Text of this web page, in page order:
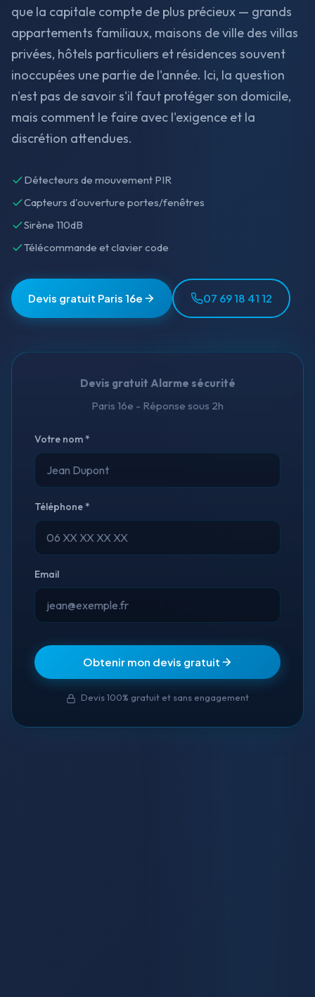
que la capitale compte de plus précieux — grands
appartements familiaux, maisons de ville des villas
privées, hôtels particuliers et résidences souvent
inoccupées une partie de l'année. Ici, la question
n'est pas de savoir s'il faut protéger son domicile,
mais comment le faire avec l'exigence et la
discrétion attendues.
Détecteurs de mouvement PIR
Capteurs d'ouverture portes/fenêtres
Sirène 110dB
Télécommande et clavier code
Devis gratuit Paris 16e 07 69 18 41 12
Devis gratuit Alarme sécurité
Paris 16e - Réponse sous 2h
Votre nom *
Téléphone *
Email
Obtenir mon devis gratuit
Devis 100% gratuit et sans engagement